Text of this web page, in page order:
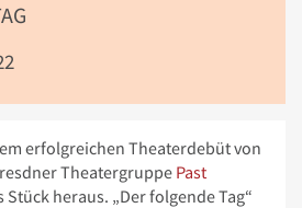
erfolgreichen Theaterdebüt von
Theatergruppe Past
Stück heraus. „Der folgende Tag“